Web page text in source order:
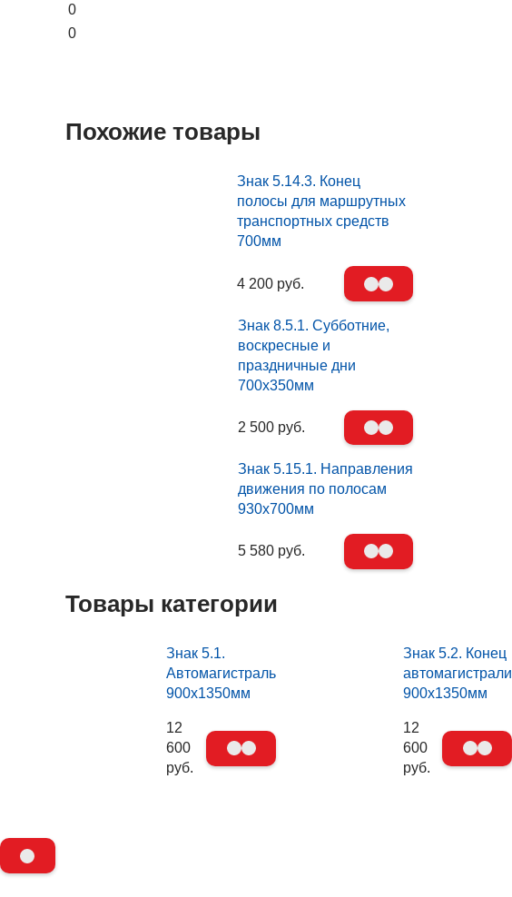
0
0
Похожие товары
Знак 5.14.3. Конец
полосы для маршрутных
транспортных средств
700мм
4 200 руб.
Знак 8.5.1. Субботние,
воскресные и
праздничные дни
700х350мм
2 500 руб.
Знак 5.15.1. Направления
движения по полосам
930х700мм
5 580 руб.
Товары категории
Знак 5.1.
Автомагистраль
900х1350мм
12
600
руб.
Знак 5.2. Конец
автомагистрали
900х1350мм
12
600
руб.